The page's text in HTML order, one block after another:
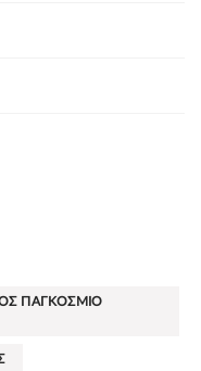
ΠΑΓΚΟΣΜΙΟ